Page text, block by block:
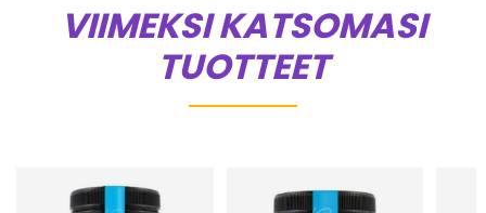
VIIMEKSI KATSOMASI
TUOTTEET